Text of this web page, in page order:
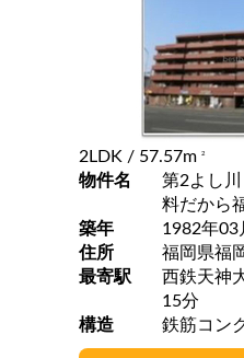
2LDK / 57.57m 2
物件名
第2よし
料だから
築年
1982年03
住所
福岡県福
最寄駅
西鉄天神大
15分
構造
鉄筋コン